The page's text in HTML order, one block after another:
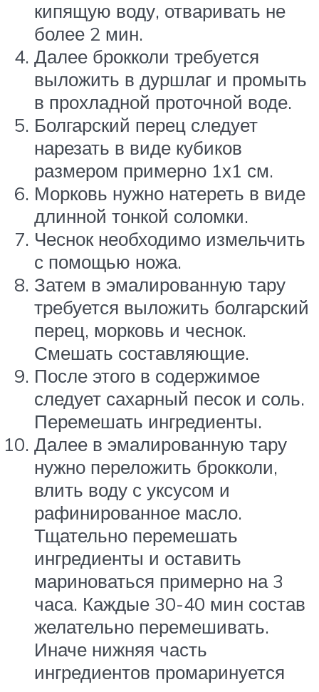
кипящую воду, отваривать не
более 2 мин.
Далее брокколи требуется
выложить в дуршлаг и промыть
в прохладной проточной воде.
Болгарский перец следует
нарезать в виде кубиков
размером примерно 1х1 см.
Морковь нужно натереть в виде
длинной тонкой соломки.
Чеснок необходимо измельчить
с помощью ножа.
Затем в эмалированную тару
требуется выложить болгарский
перец, морковь и чеснок.
Смешать составляющие.
После этого в содержимое
следует сахарный песок и соль.
Перемешать ингредиенты.
Далее в эмалированную тару
нужно переложить брокколи,
влить воду с уксусом и
рафинированное масло.
Тщательно перемешать
ингредиенты и оставить
мариноваться примерно на 3
часа. Каждые 30-40 мин состав
желательно перемешивать.
Иначе нижняя часть
ингредиентов промаринуется